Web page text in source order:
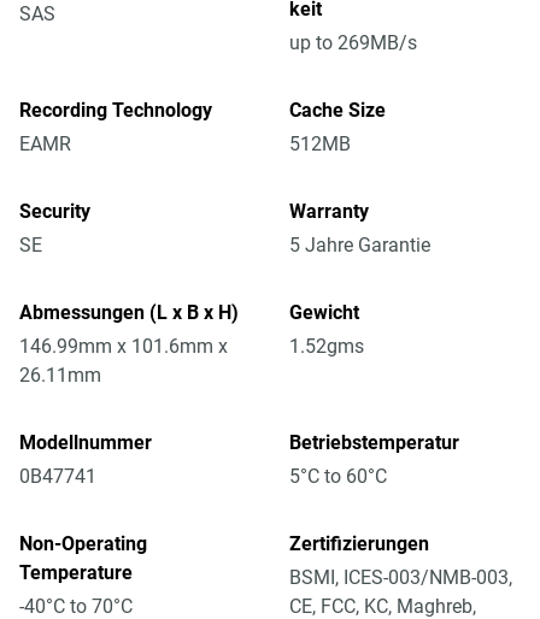
SAS
keit
up to 269MB/s
Recording Technology
EAMR
Cache Size
512MB
Security
SE
Warranty
5 Jahre Garantie
Abmessungen (L x B x H)
146.99mm x 101.6mm x
26.11mm
Gewicht
1.52gms
Modellnummer
0B47741
Betriebstemperatur
5°C to 60°C
Non-Operating
Temperature
-40°C to 70°C
Zertifizierungen
BSMI, ICES-003/NMB-003,
CE, FCC, KC, Maghreb,